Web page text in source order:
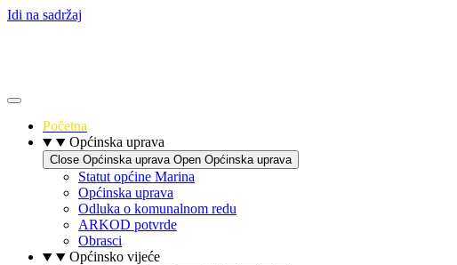
Idi na sadržaj
Početna
Općinska uprava
Close Općinska uprava Open Općinska uprava
Statut općine Marina
Općinska uprava
Odluka o komunalnom redu
ARKOD potvrde
Obrasci
Općinsko vijeće